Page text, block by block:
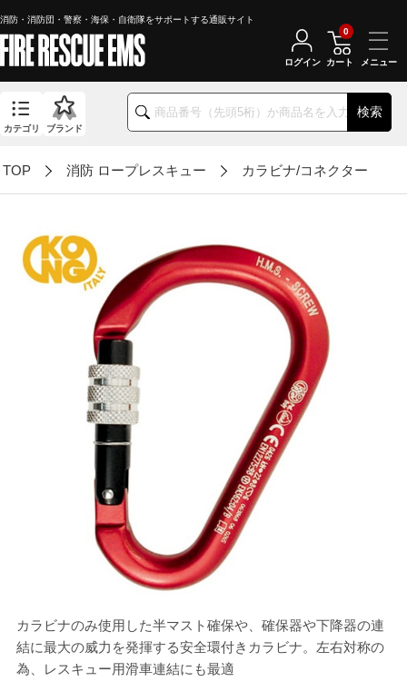
消防・消防団・警察・海保・自衛隊をサポートする通販サイト
検索
カテゴリ ブランド
ログイン カート
0
TOP 消防 ロープレスキュー カラビナ/コネクター
カラビナのみ使用した半マスト確保や、確保器や下降器の連
結に最大の威力を発揮する安全環付きカラビナ。左右対称の
為、レスキュー用滑車連結にも最適